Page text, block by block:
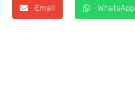
Email WhatsApp